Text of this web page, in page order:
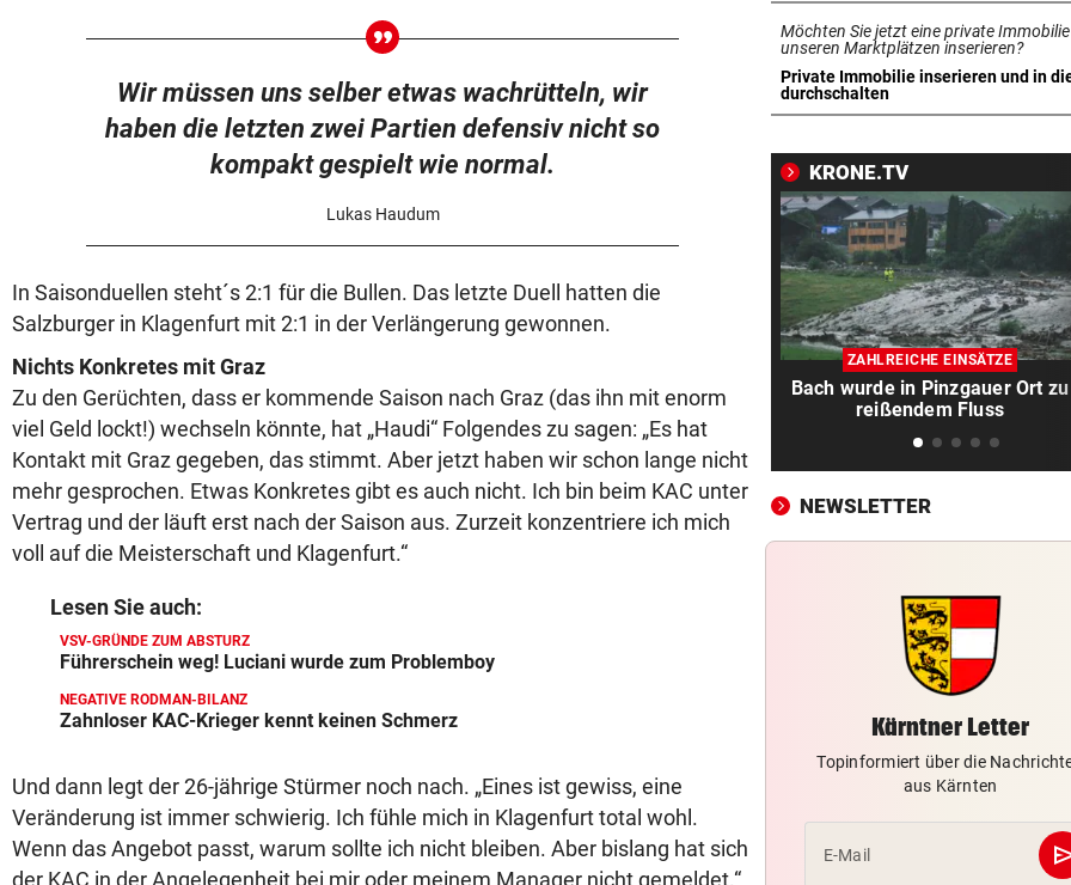
Wir müssen uns selber etwas wachrütteln, wir
haben die letzten zwei Partien defensiv nicht so
kompakt gespielt wie normal.
Lukas Haudum
In Saisonduellen steht´s 2:1 für die Bullen. Das letzte Duell hatten die
Salzburger in Klagenfurt mit 2:1 in der Verlängerung gewonnen.
Nichts Konkretes mit Graz
Zu den Gerüchten, dass er kommende Saison nach Graz (das ihn mit enorm
viel Geld lockt!) wechseln könnte, hat „Haudi“ Folgendes zu sagen: „Es hat
Kontakt mit Graz gegeben, das stimmt. Aber jetzt haben wir schon lange nicht
mehr gesprochen. Etwas Konkretes gibt es auch nicht. Ich bin beim KAC unter
Vertrag und der läuft erst nach der Saison aus. Zurzeit konzentriere ich mich
voll auf die Meisterschaft und Klagenfurt.“
Lesen Sie auch:
VSV-GRÜNDE ZUM ABSTURZ
Führerschein weg! Luciani wurde zum Problemboy
NEGATIVE RODMAN-BILANZ
Zahnloser KAC-Krieger kennt keinen Schmerz
Und dann legt der 26-jährige Stürmer noch nach. „Eines ist gewiss, eine
Veränderung ist immer schwierig. Ich fühle mich in Klagenfurt total wohl.
Wenn das Angebot passt, warum sollte ich nicht bleiben. Aber bislang hat sich
der KAC in der Angelegenheit bei mir oder meinem Manager nicht gemeldet.“
„Ein kalkulierbares Wetter
nicht mehr“
VORWÜRFE UND TRÄNEN
heute gelähmt!“
TRAUER UM 26-JÄHRIGE vor
TikTokerin Sydney Towle
Kampf gegen Krebs
ÖSTERREICHER BETROFFEN vor
Abfallhandel in Südtirol:
Haftbefehle aufgehoben
IM EU-VERGLEICH vor
deutlich zurück
KÄRNTNERIN IN DEN USA
Kurios! WM-Starterin lernte
BEI IVF-BEHANDLUNGEN vor
Hitze kann die Anzahl der
verringern
vor 2
Möchten Sie jetzt eine private
unseren Marktplätzen inserieren?
Private Immobilie inserieren und in
durchschalten
in neuem Tab öffnen
KRONE.TV
ZAHLREICHE EINSÄTZE
Bach wurde in Pinzgauer Ort zu
reißendem Fluss
NEWSLETTER
Kärntner Letter
Topinformiert über die
aus Kärnten
E-Mail